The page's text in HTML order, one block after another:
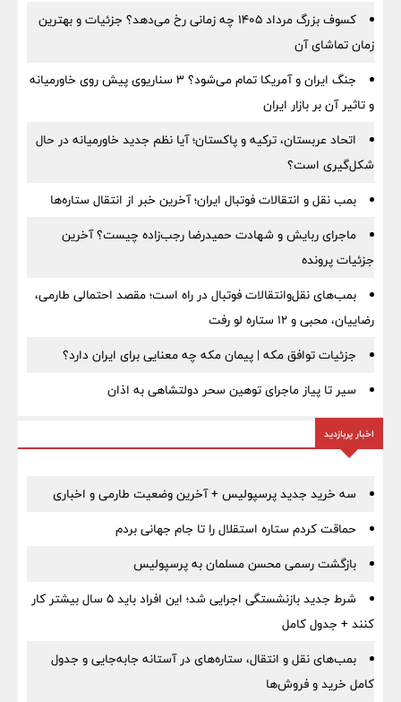
کسوف بزرگ مرداد ۱۴۰۵ چه زمانی رخ می‌دهد؟ جزئیات و بهترین
زمان تماشای آن
جنگ ایران و آمریکا تمام می‌شود؟ ۳ سناریوی پیش روی خاورمیانه
و تاثیر آن بر بازار ایران
اتحاد عربستان، ترکیه و پاکستان؛ آیا نظم جدید خاورمیانه در حال
شکل‌گیری است؟
بمب نقل‌ و انتقالات فوتبال ایران؛ آخرین خبر از انتقال ستاره‌ها
ماجرای ربایش و شهادت حمیدرضا رجب‌زاده چیست؟ آخرین
جزئیات پرونده
بمب‌های نقل‌وانتقالات فوتبال در راه است؛ مقصد احتمالی طارمی،
رضاییان، محبی و ۱۲ ستاره لو رفت
جزئیات توافق مکه | پیمان مکه چه معنایی برای ایران دارد؟
سیر تا پیاز ماجرای توهین سحر دولتشاهی به اذان
اخبار پربازدید
سه خرید جدید پرسپولیس + آخرین وضعیت طارمی و اخباری
حماقت کردم ستاره استقلال را تا جام جهانی بردم
بازگشت رسمی محسن مسلمان به پرسپولیس
شرط جدید بازنشستگی اجرایی شد؛ این افراد باید ۵ سال بیشتر کار
کنند + جدول کامل
بمب‌های نقل و انتقال، ستاره‌های در آستانه جابه‌جایی و جدول
کامل خرید و فروش‌ها